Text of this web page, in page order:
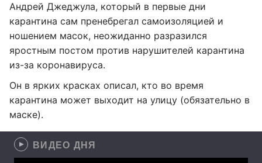
Андрей Джеджула, который в первые дни
карантина сам пренебрегал самоизоляцией и
ношением масок, неожиданно разразился
яростным постом против нарушителей карантина
из-за коронавируса.
Он в ярких красках описал, кто во время
карантина может выходит на улицу (обязательно в
маске).
ВИДЕО ДНЯ